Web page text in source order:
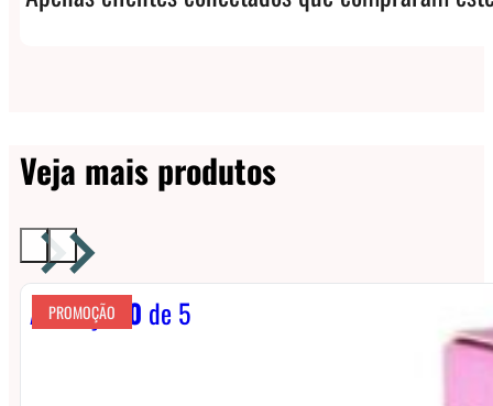
Veja mais produtos
Avaliação 0 de 5
PROMOÇÃO